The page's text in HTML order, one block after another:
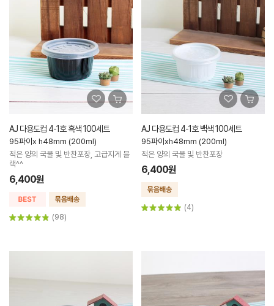
AJ 다용도컵 4-1호 흑색 100세트
95파이x h48mm (200ml)
적은 양의 국물 및 반찬포장, 고급지게 블
랙^^
6,400원
(98)
AJ 다용도컵 4-1호 백색 100세트
95파이xh48mm (200ml)
적은 양의 국물 및 반찬포장
6,400원
(4)